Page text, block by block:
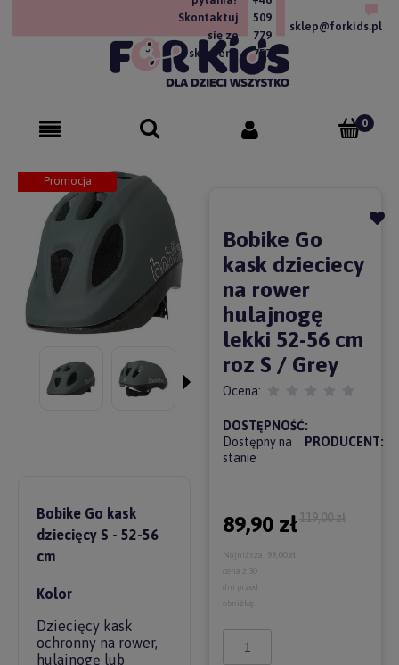
Skontaktuj
się ze
sklepem!
509
779
757
sklep@forkids.pl
Promocja
Bobike Go kask
dziecięcy S - 52-56
cm
Kolor
Dziecięcy kask
ochronny na rower,
hulajnogę lub
Bobike Go
kask dzieciecy
na rower
hulajnogę
lekki 52-56 cm
roz S / Grey
Ocena:
DOSTĘPNOŚĆ:
Dostępny na
stanie
PRODUCENT:
89,90 zł119,00 zł
Najniższa
cena z 30
dni przed
obniżką:
99,00 zł